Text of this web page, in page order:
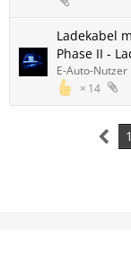
Ladekabel
Phase II -
14
E-Auto-Nutzer
1